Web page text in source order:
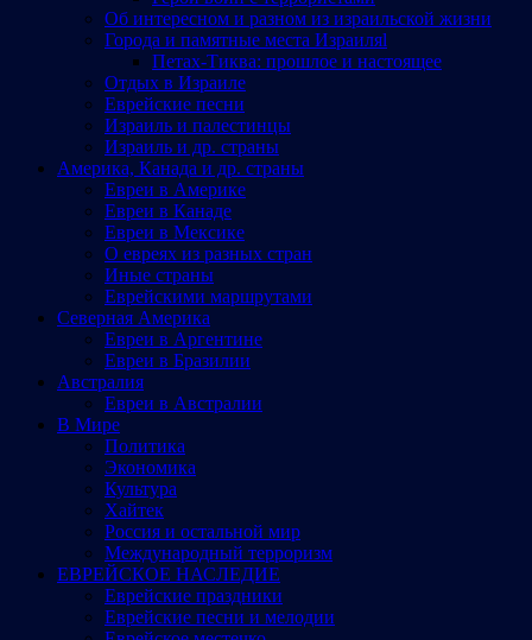
Об интересном и разном из израильской жизни
Города и памятные места Израиляl
Петах-Тиква: прошлое и настоящее
Отдых в Израиле
Еврейские песни
Израиль и палестинцы
Израиль и др. страны
Америка, Канада и др. страны
Евреи в Америке
Евреи в Канаде
Евреи в Мексике
О евреях из разных стран
Иные страны
Еврейскими маршрутами
Северная Америка
Евреи в Аргентине
Евреи в Бразилии
Австралия
Евреи в Австралии
В Мире
Политика
Экономика
Культура
Хайтек
Россия и остальной мир
Международный терроризм
ЕВРЕЙСКОЕ НАСЛЕДИЕ
Еврейские праздники
Еврейские песни и мелодии